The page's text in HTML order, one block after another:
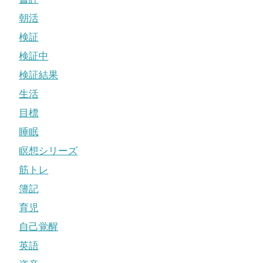
朝活
検証
検証中
検証結果
生活
目標
睡眠
瞑想シリーズ
筋トレ
簿記
育児
自己覚醒
英語